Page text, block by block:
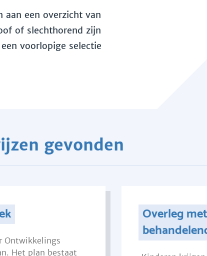
aan een overzicht van
of slechthorend zijn
voorlopige selectie
gevonden
Ontwikkelings
Het plan bestaat
Overleg